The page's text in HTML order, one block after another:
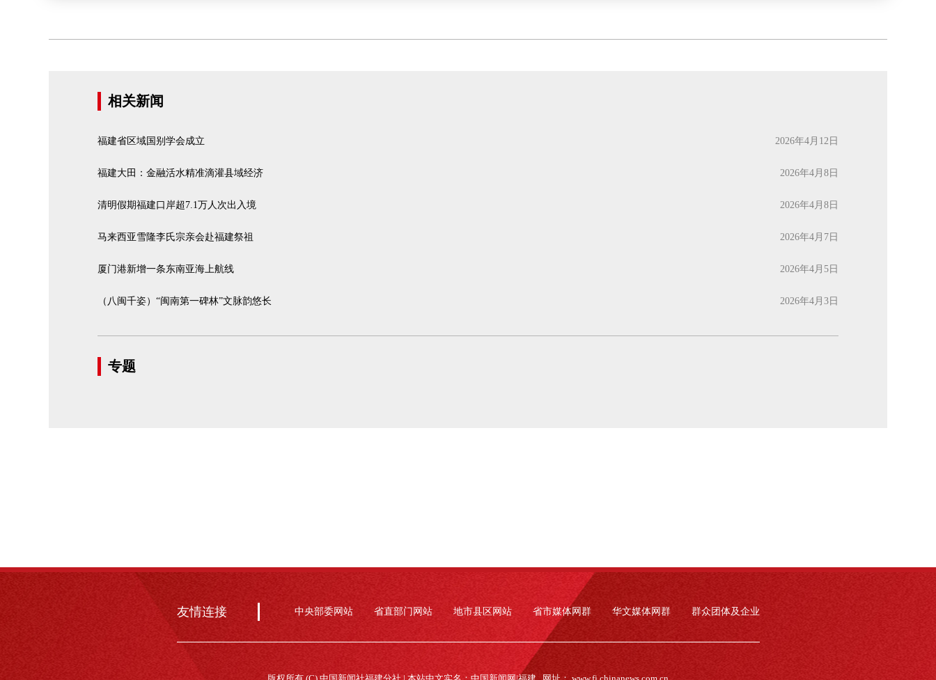
相关新闻
福建省区域国别学会成立 2026年4月12日
福建大田：金融活水精准滴灌县域经济 2026年4月8日
清明假期福建口岸超7.1万人次出入境 2026年4月8日
马来西亚雪隆李氏宗亲会赴福建祭祖 2026年4月7日
厦门港新增一条东南亚海上航线 2026年4月5日
（八闽千姿）“闽南第一碑林”文脉韵悠长 2026年4月3日
专题
友情连接 中央部委网站 省直部门网站 地市县区网站 省市媒体网群 华文媒体网群 群众团体及企业